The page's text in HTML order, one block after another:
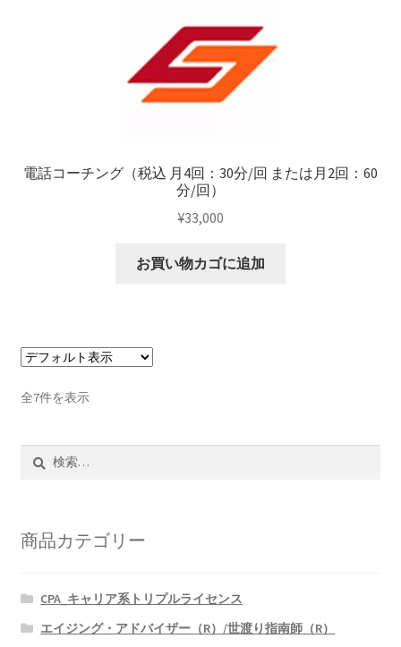
電話コーチング（税込 月4回：30分/回 または月2回：60
分/回）
¥33,000
お買い物カゴに追加
全7件を表示
商品カテゴリー
CPA_キャリア系トリプルライセンス
エイジング・アドバイザー（R）/世渡り指南師（R）